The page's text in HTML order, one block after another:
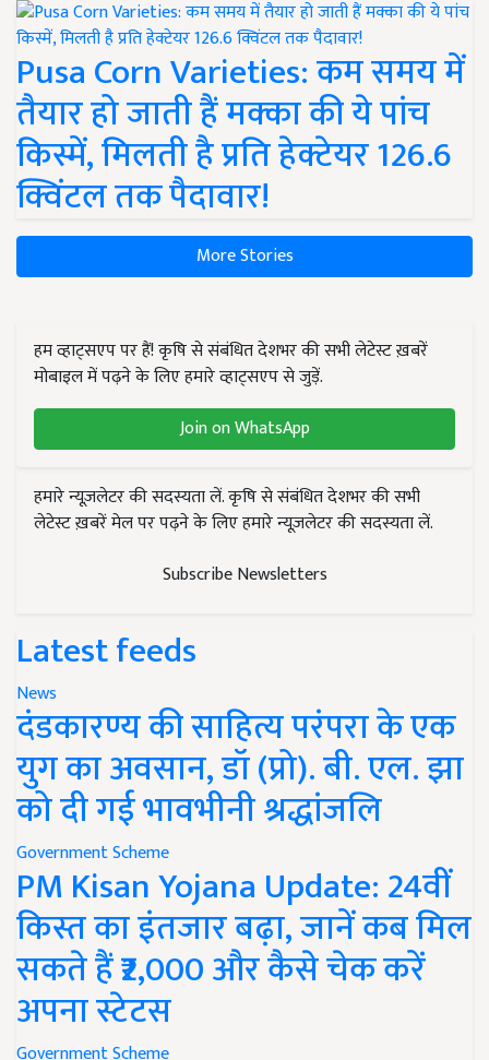
Pusa Corn Varieties: कम समय में
तैयार हो जाती हैं मक्का की ये पांच
किस्में, मिलती है प्रति हेक्टेयर 126.6
क्विंटल तक पैदावार!
More Stories
हम व्हाट्सएप पर हैं! कृषि से संबंधित देशभर की सभी लेटेस्ट ख़बरें
मोबाइल में पढ़ने के लिए हमारे व्हाट्सएप से जुड़ें.
Join on WhatsApp
हमारे न्यूज़लेटर की सदस्यता लें. कृषि से संबंधित देशभर की सभी
लेटेस्ट ख़बरें मेल पर पढ़ने के लिए हमारे न्यूज़लेटर की सदस्यता लें.
Subscribe Newsletters
Latest feeds
News
दंडकारण्य की साहित्य परंपरा के एक
युग का अवसान, डॉ (प्रो). बी. एल. झा
को दी गई भावभीनी श्रद्धांजलि
Government Scheme
PM Kisan Yojana Update: 24वीं
किस्त का इंतजार बढ़ा, जानें कब मिल
सकते हैं ₹2,000 और कैसे चेक करें
अपना स्टेटस
Government Scheme